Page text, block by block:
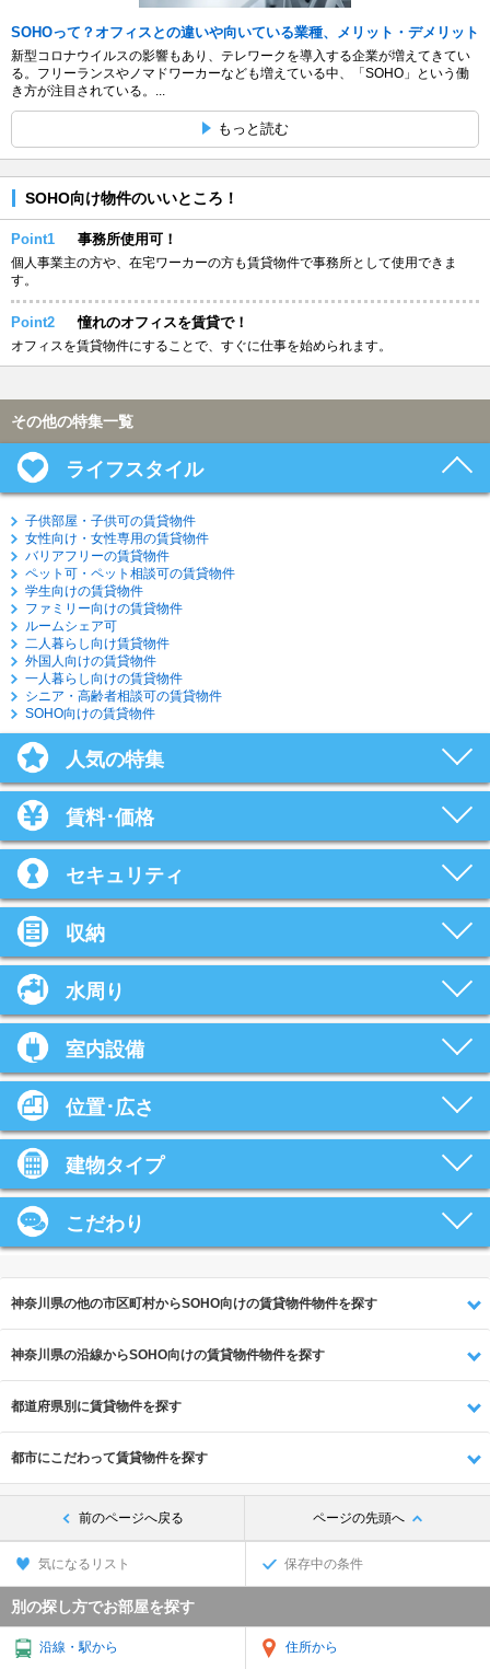
SOHOって？オフィスとの違いや向いている業種、メリット・デメリット
新型コロナウイルスの影響もあり、テレワークを導入する企業が増えてきてい
る。フリーランスやノマドワーカーなども増えている中、「SOHO」という働
き方が注目されている。...
もっと読む
SOHO向け物件のいいところ！
Point1 事務所使用可！
個人事業主の方や、在宅ワーカーの方も賃貸物件で事務所として使用できま
す。
Point2 憧れのオフィスを賃貸で！
オフィスを賃貸物件にすることで、すぐに仕事を始められます。
その他の特集一覧
ライフスタイル
子供部屋・子供可の賃貸物件
女性向け・女性専用の賃貸物件
バリアフリーの賃貸物件
ペット可・ペット相談可の賃貸物件
学生向けの賃貸物件
ファミリー向けの賃貸物件
ルームシェア可
二人暮らし向け賃貸物件
外国人向けの賃貸物件
一人暮らし向けの賃貸物件
シニア・高齢者相談可の賃貸物件
SOHO向けの賃貸物件
人気の特集
賃料･価格
セキュリティ
収納
水周り
室内設備
位置･広さ
建物タイプ
こだわり
神奈川県の他の市区町村からSOHO向けの賃貸物件物件を探す
神奈川県の沿線からSOHO向けの賃貸物件物件を探す
都道府県別に賃貸物件を探す
都市にこだわって賃貸物件を探す
前のページへ戻る ページの先頭へ
気になるリスト 保存中の条件
別の探し方でお部屋を探す
沿線・駅から 住所から